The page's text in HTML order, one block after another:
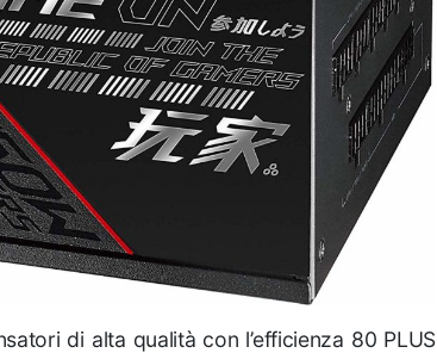
di alta qualità con l’efficienza 80 PLUS